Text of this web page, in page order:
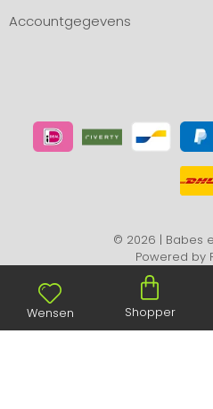
Accountgegevens
© 2026 | Babes
Powered by
Wensen Shopper